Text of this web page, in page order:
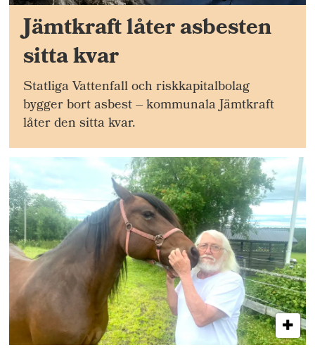
Jämtkraft låter asbesten
sitta kvar
Statliga Vattenfall och riskkapitalbolag
bygger bort asbest – kommunala Jämtkraft
låter den sitta kvar.